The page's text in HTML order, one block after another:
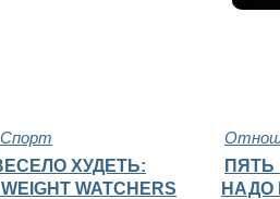
Спорт
ХУДЕТЬ:
WATCHERS
ПЯТЬ
НАДО